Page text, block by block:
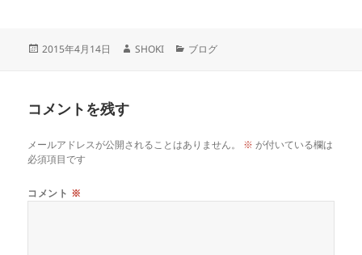
投
2015年4月14日
作
SHOKI
カ
ブログ
コメントを残す
メールアドレスが公開されることはありません。 ※ が付いている欄は
必須項目です
コメント ※